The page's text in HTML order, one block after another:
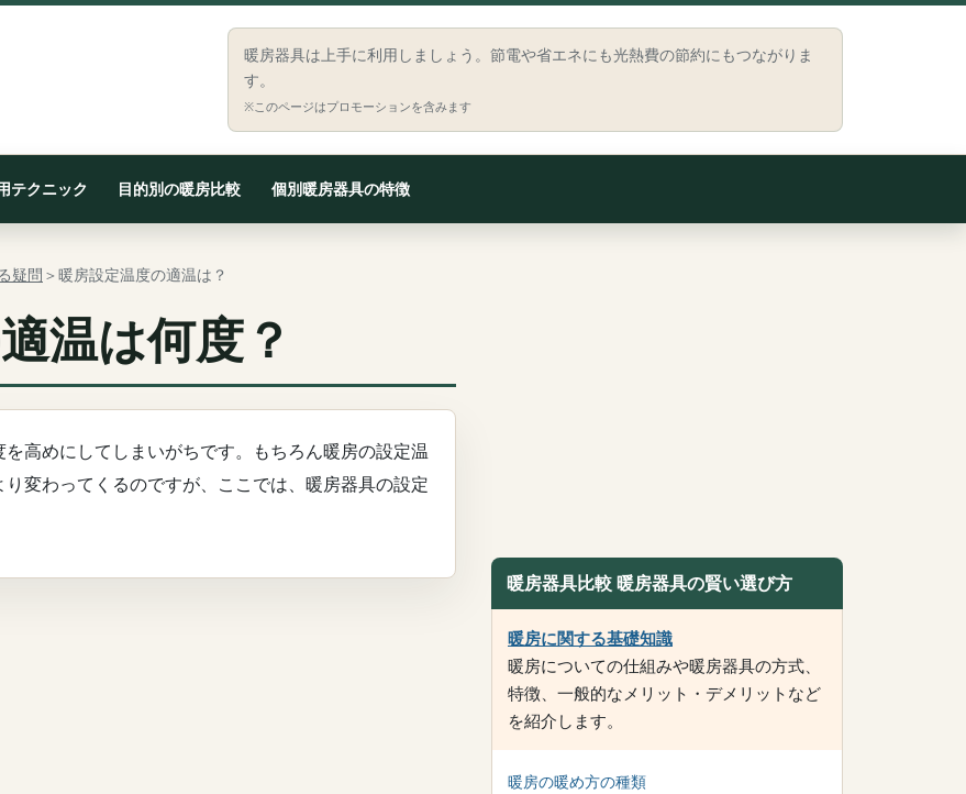
暖房器具は上手に利用しましょう。節電や省エネにも光熱費の節約にもつながりま
す。
※このページはプロモーションを含みます
テクニック 目的別の暖房比較 個別暖房器具の特徴
疑問 ＞暖房設定温度の適温は？
温は何度？
高めにしてしまいがちです。もちろん暖房の設定温
変わってくるのですが、ここでは、暖房器具の設定
暖房器具比較 暖房器具の賢い選び方
暖房に関する基礎知識
暖房についての仕組みや暖房器具の方式、
特徴、一般的なメリット・デメリットなど
を紹介します。
暖房の暖め方の種類